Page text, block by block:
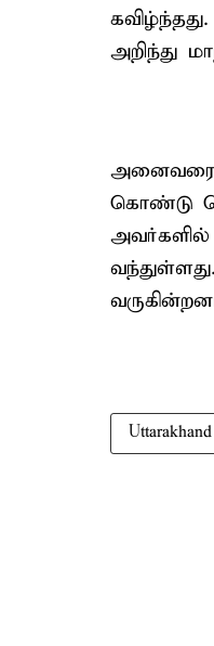
அறிந்து
கொண்டு
அவர்களில்
Uttarakhand